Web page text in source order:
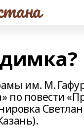
им. М.
по повести